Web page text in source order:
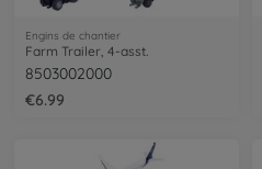
Engins de chantier
Farm Trailer, 4-asst.
8503002000
€6.99